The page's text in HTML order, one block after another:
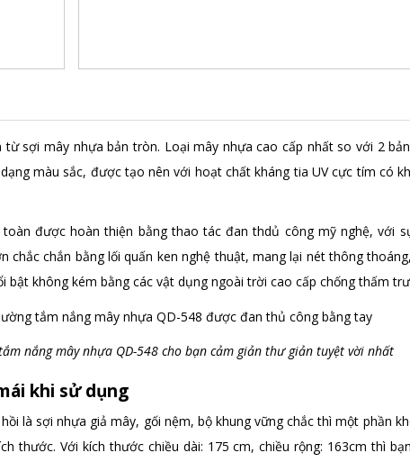
sợi mây nhựa bản tròn. Loại mây nhựa cao cấp nhất so với 2
màu sắc, được tạo nên với hoạt chất kháng tia UV cực tím có
được hoàn thiện bằng thao tác đan thdủ công mỹ nghệ, với
chắc chắn bằng lối quấn ken nghệ thuật, mang lại nét thông
bật không kém bằng các vật dụng ngoài trời cao cấp chống thấm
nắng mây nhựa QD-548 cho bạn cảm giản thư giản tuyệt vời nhất
khi sử dụng
là sợi nhựa giả mây, gối nệm, bộ khung vững chắc thì một phần
thước. Với kích thước chiều dài: 175 cm, chiều rộng: 163cm thì